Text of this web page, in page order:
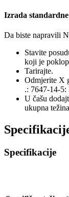
Izrada
Da biste napravili
Stavite
koji je
Tarirajte.
Odmjerite X
.: 7647-14-
U čašu
ukupna
Specifikacije